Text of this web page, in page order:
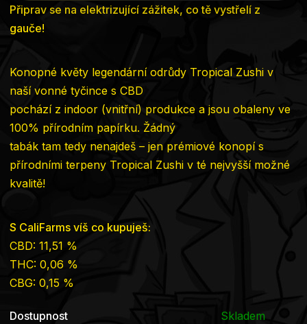
Připrav se na elektrizující zážitek, co tě vystřelí z
gauče!
Konopné květy legendární odrůdy Tropical Zushi v
naší vonné tyčince s CBD
pochází z indoor (vnitřní) produkce a jsou obaleny ve
100% přírodním papírku. Žádný
tabák tam tedy nenajdeš – jen prémiové konopí s
přírodními terpeny Tropical Zushi v té nejvyšší možné
kvalitě!
S CaliFarms víš co kupuješ:
CBD: 11,51 %
THC: 0,06 %
CBG: 0,15 %
Dostupnost
Skladem